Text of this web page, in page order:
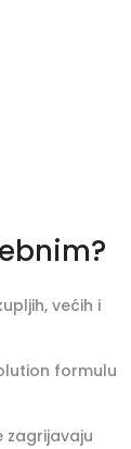
većih i
formulu
zagrijavaju